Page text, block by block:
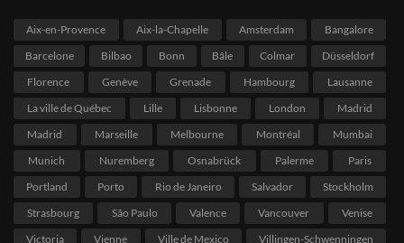
Aix-en-Provence Aix-la-Chapelle Amsterdam
Bangalore
Barcelone
Bilbao Bonn Bâle Colmar
Düsseldorf
Florence
Genève Grenade Hambourg
Lausanne
La ville de Québec
Lille Lisbonne London
Madrid
Madrid
Marseille Melbourne Montréal
Mumbai
Munich
Nuremberg Osnabrück Palerme
Paris
Portland
Porto Rio de Janeiro Salvador
Stockholm
Strasbourg
São Paulo Valence Vancouver
Venise
Victoria
Vienne Ville de Mexico Villingen-Schwenningen